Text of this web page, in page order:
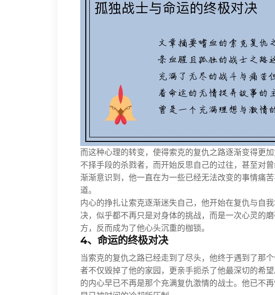
而这种心理的转变，使得索克的复仇之路逐渐变得更
不择手段的杀戮者，而开始反思自己的过往，甚至对
渐渐意识到，他一直在为一些已经无法改变的事情痛
道。
内心的挣扎让索克逐渐迷失自己，他开始在复仇与自
决，似乎都不再只是对身体的挑战，而是一次心灵的
方，反而成为了他心头沉重的枷锁。
4、命运的终极对决
当索克的复仇之路已经走到了尽头，他终于遇到了那
者不仅毁掉了他的家园，更亲手扼杀了他最深切的希
的内心早已不再是那个充满复仇激情的战士。他已不